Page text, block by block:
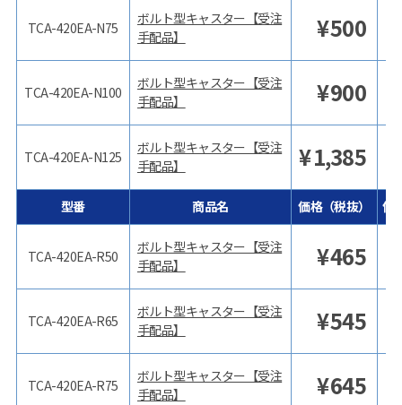
TCA-420EA-N75
TCA-420EA-N100
TCA-420EA-N125
型番
TCA-420EA-R50
TCA-420EA-R65
TCA-420EA-R75
ボルト型キャスター【受注
手配品】
¥500
ボルト型キャスター【受注
手配品】
¥900
ボルト型キャスター【受注
手配品】
¥1,385
商品名 価格（税抜） 価
ボルト型キャスター【受注
手配品】
¥465
ボルト型キャスター【受注
手配品】
¥545
ボルト型キャスター【受注
手配品】
¥645